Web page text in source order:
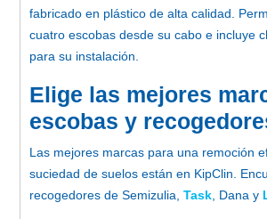
fabricado en plástico de alta calidad.
cuatro escobas desde su cabo e incluye
para su instalación.
Elige las mejores
escobas y
Las mejores marcas para una remoción
suciedad de suelos están en KipClin.
recogedores de Semizulia, Task , Dana y